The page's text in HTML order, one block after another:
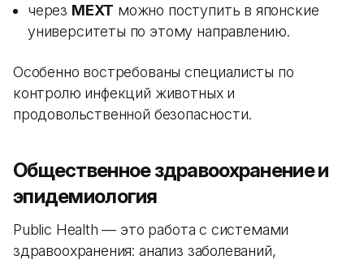
через MEXT можно поступить в японские
университеты по этому направлению.
Особенно востребованы специалисты по
контролю инфекций животных и
продовольственной безопасности.
Общественное здравоохранение и
эпидемиология
Public Health — это работа с системами
здравоохранения: анализ заболеваний,